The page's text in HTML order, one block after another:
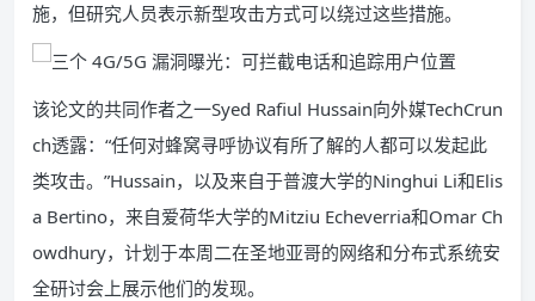
施，但研究人员表示新型攻击方式可以绕过这些措施。
该论文的共同作者之一Syed Rafiul Hussain向外媒TechCrun
ch透露：“任何对蜂窝寻呼协议有所了解的人都可以发起此
类攻击。”Hussain，以及来自于普渡大学的Ninghui Li和Elis
a Bertino，来自爱荷华大学的Mitziu Echeverria和Omar Ch
owdhury，计划于本周二在圣地亚哥的网络和分布式系统安
全研讨会上展示他们的发现。